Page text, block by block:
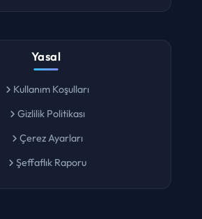
Yasal
Kullanım Koşulları
Gizlilik Politikası
Çerez Ayarları
Şeffaflık Raporu